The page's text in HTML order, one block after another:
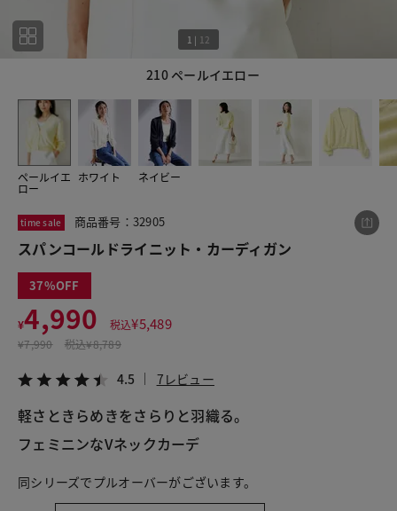
210 ペールイエロー
1 | 12
ペールイエ
ロー
ホワイト ネイビー
time sale 商品番号：32905
スパンコールドライニット・カーディガン
37
¥4,990 税込¥5,489
¥7,990 税込¥8,789
4.5 7レビュー
軽さときらめきをさらりと羽織る。
フェミニンなVネックカーデ
同シリーズでプルオーバーがございます。
この商品をシェアする
スパンコールドライニット・カーディガン